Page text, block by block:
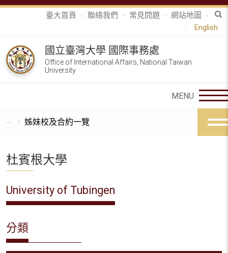
臺大首頁 聯絡我們 常見問題
網站地圖
English
國立臺灣大學 國際事務處
Office of International Affairs, National Taiwan
University
姊妹校及合約一覽
杜賓根大學
University of Tubingen
分類